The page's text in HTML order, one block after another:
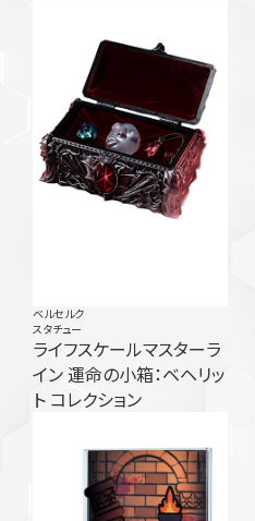
ベルセルク
スタチュー
ライフスケールマスターラ
イン 運命の小箱：ベヘリッ
ト コレクション